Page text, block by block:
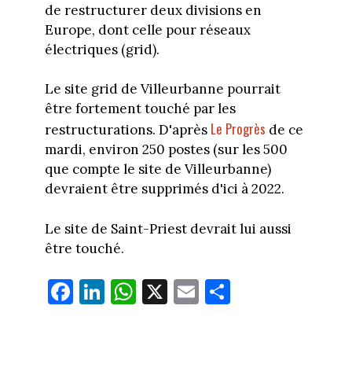
de restructurer deux divisions en
Europe, dont celle pour réseaux
électriques (grid).
Le site grid de Villeurbanne pourrait
être fortement touché par les
restructurations. D'après Le Progrès de ce
mardi, environ 250 postes (sur les 500
que compte le site de Villeurbanne)
devraient être supprimés d'ici à 2022.
Le site de Saint-Priest devrait lui aussi
être touché.
Fa
ce
Li
nk
W
ha
X E
m
Pa